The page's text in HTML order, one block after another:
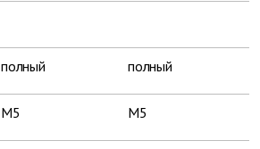
полный полный
М5 М5